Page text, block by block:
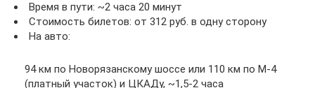
Время в пути: ~2 часа 20 минут
Стоимость билетов: от 312 руб. в одну сторону
На авто:
94 км по Новорязанскому шоссе или 110 км по М-4
(платный участок) и ЦКАДу, ~1,5-2 часа